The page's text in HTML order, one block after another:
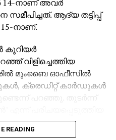
14-നാണ് അവര്‍
ആദ്യ തട്ടിപ്പ്
15-നാണ്.
കുറിയര്‍
വിളിച്ചെത്തിയ
മുംബൈ ഓഫീസില്‍
ക്രെഡിറ്റ് കാര്‍ഡുകള്‍
പറഞ്ഞു. തുടര്‍ന്ന്
അറസ്റ്റ് ചെയ്യുമെന്ന
തെളിയിക്കാന്‍ സ്ത്രീയെ
READING